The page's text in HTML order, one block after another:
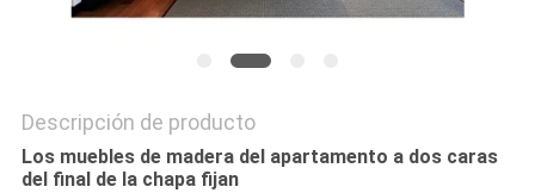
Descripción de producto
Los muebles de madera del apartamento a dos caras
del final de la chapa fijan